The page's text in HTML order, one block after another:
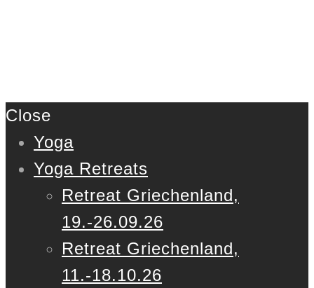
Close
Yoga
Yoga Retreats
Retreat Griechenland,
19.-26.09.26
Retreat Griechenland,
11.-18.10.26